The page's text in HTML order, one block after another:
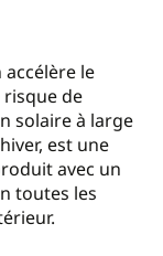
le
de
solaire à large
est une
avec un
toutes les